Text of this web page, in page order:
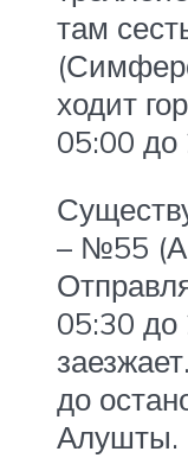
там
ходит
05:00 до
– №55
05:30 до
до
Алушты.